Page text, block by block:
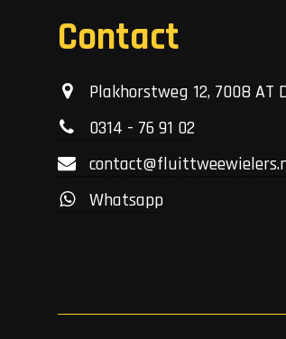
Contact
Plakhorstweg 12, 7008 AT
0314 - 76 91 02
Whatsapp